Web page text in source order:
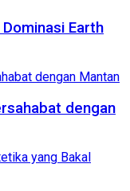
Earth
dengan